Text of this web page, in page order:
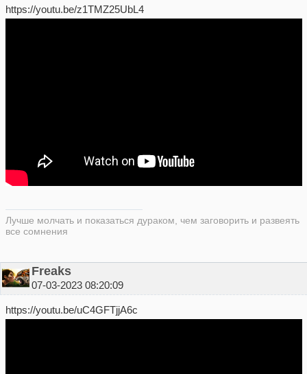
https://youtu.be/z1TMZ25UbL4
Лучше молчать и показаться дураком, чем заговорить и развеять
все сомнения
Freaks
07-03-2023 08:20:09
https://youtu.be/uC4GFTjjA6c